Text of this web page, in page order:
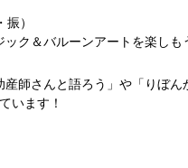
）
＆バルーンアートを楽しも
産師さんと語ろう」や「りぼん
います！